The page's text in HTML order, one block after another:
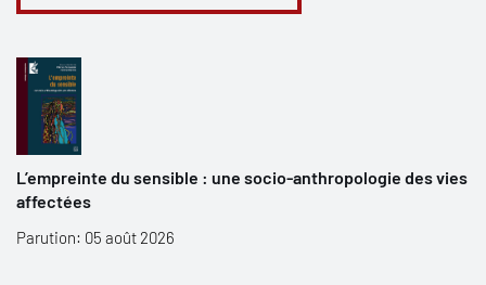
L’empreinte du sensible : une socio-anthropologie des vies
affectées
Parution: 05 août 2026